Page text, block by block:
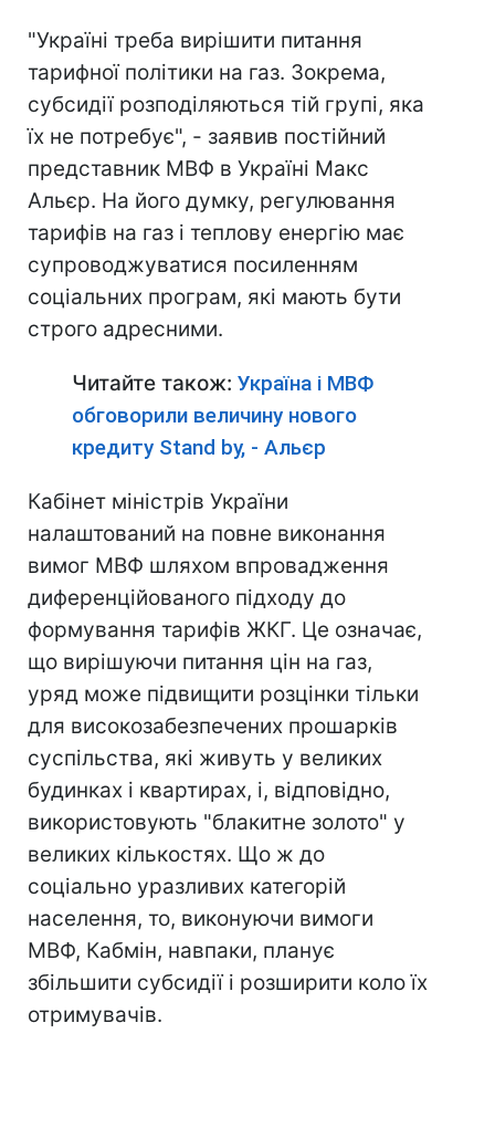
"Україні треба вирішити питання
тарифної політики на газ. Зокрема,
субсидії розподіляються тій групі, яка
їх не потребує", - заявив постійний
представник МВФ в Україні Макс
Альєр. На його думку, регулювання
тарифів на газ і теплову енергію має
супроводжуватися посиленням
соціальних програм, які мають бути
строго адресними.
Читайте також: Україна і МВФ
обговорили величину нового
кредиту Stand by, - Альєр
Кабінет міністрів України
налаштований на повне виконання
вимог МВФ шляхом впровадження
диференційованого підходу до
формування тарифів ЖКГ. Це означає,
що вирішуючи питання цін на газ,
уряд може підвищити розцінки тільки
для високозабезпечених прошарків
суспільства, які живуть у великих
будинках і квартирах, і, відповідно,
використовують "блакитне золото" у
великих кількостях. Що ж до
соціально уразливих категорій
населення, то, виконуючи вимоги
МВФ, Кабмін, навпаки, планує
збільшити субсидії і розширити коло їх
отримувачів.